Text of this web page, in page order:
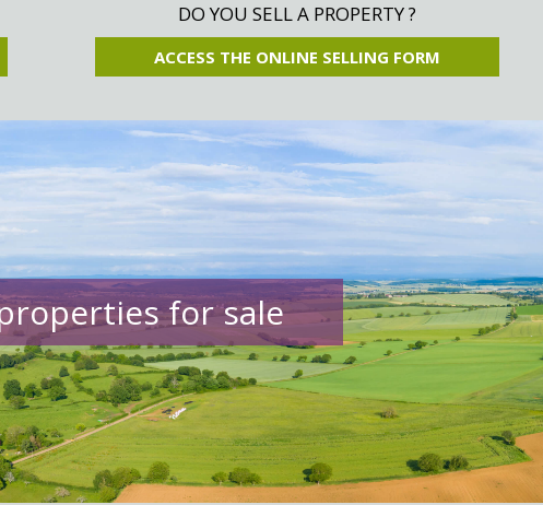
DO YOU SELL A PROPERTY ?
ACCESS THE ONLINE SELLING FORM
for sale